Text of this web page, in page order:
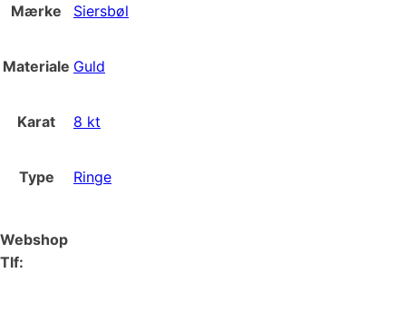
Mærke Siersbøl
Materiale Guld
Karat 8 kt
Type Ringe
Webshop
Tlf: